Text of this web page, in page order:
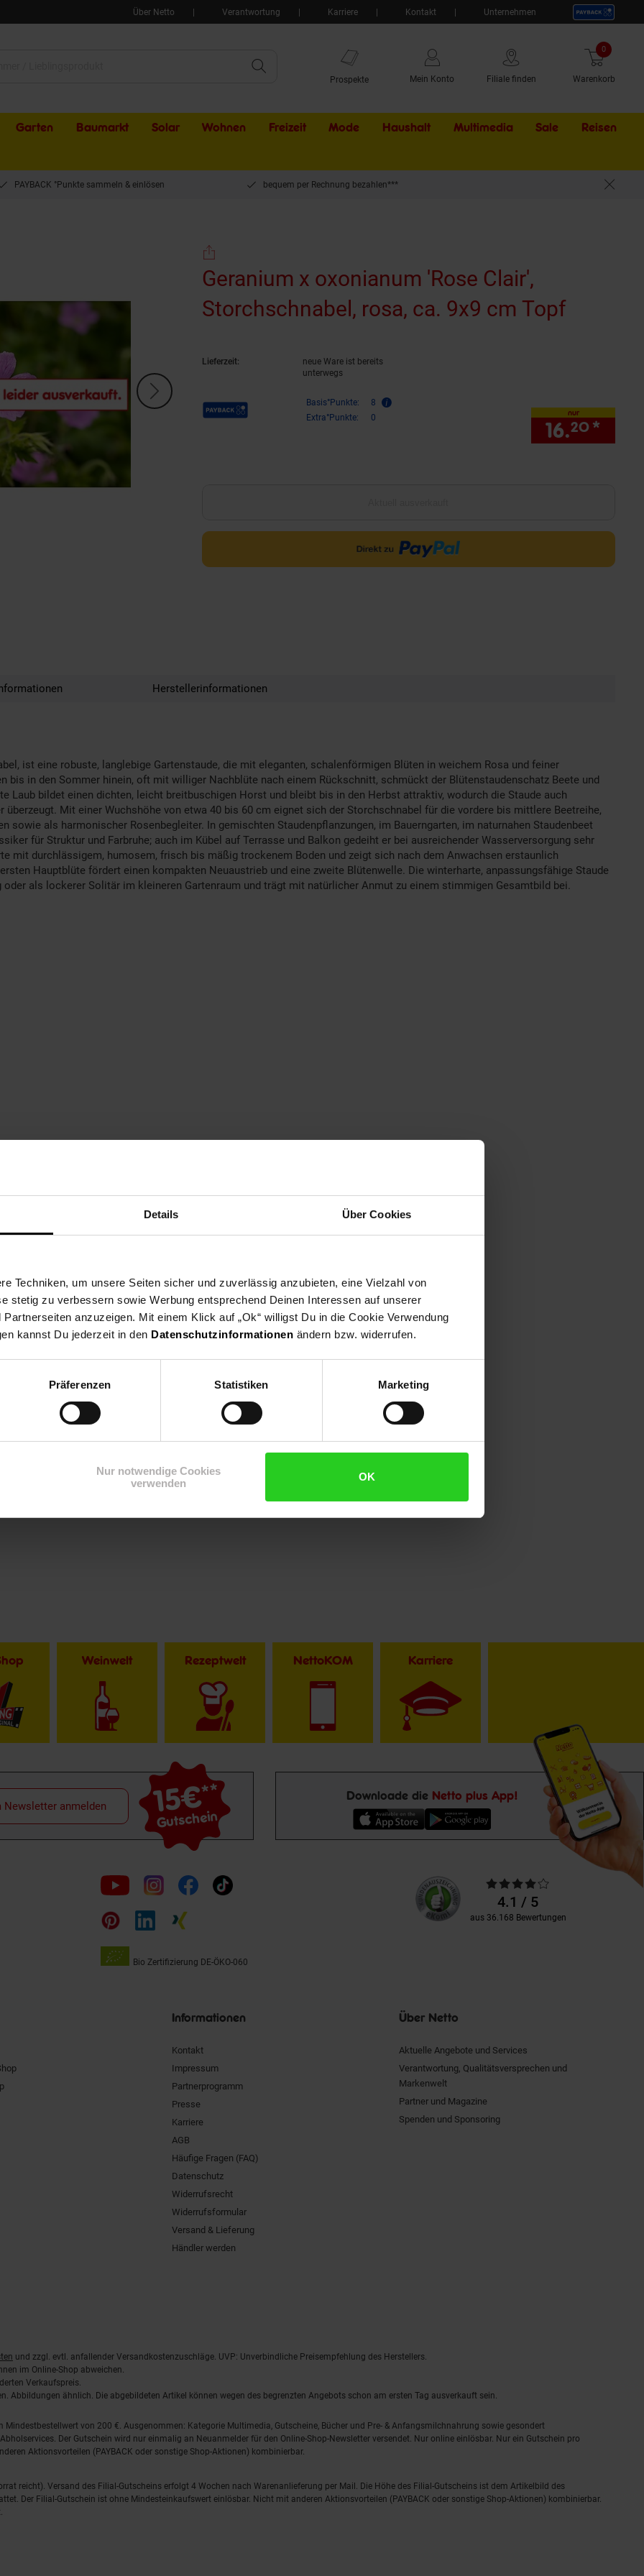
Details Über Cookies
Techniken, um unsere Seiten sicher und zuverlässig anzubieten, eine Vielzahl von
stetig zu verbessern sowie Werbung entsprechend Deinen Interessen auf unserer
anzuzeigen. Mit einem Klick auf „Ok“ willigst Du in die Cookie Verwendung
kannst Du jederzeit in den Datenschutzinformationen ändern bzw. widerrufen.
Präferenzen Statistiken Marketing
Nur notwendige Cookies
verwenden
OK
Über Netto Verantwortung Karriere Kontakt Unternehmen
Prospekte Mein Konto Filiale finden Warenkorb
0 Artikel
Garten Baumarkt Solar Wohnen Freizeit Mode Haushalt Multimedia Sale Externer
Reisen
PAYBACK °Punkte sammeln & einlösen bequem per Rechnung bezahlen***
Geranium x oxonianum 'Rose Clair',
Storchschnabel, rosa, ca. 9x9 cm Topf
Lieferzeit:
neue Ware ist bereits
unterwegs
Payback Punkte Basis°Punkte:
8
Extra°Punkte:
0 nur
16.20 *
Herstellerinformationen
ist eine robuste, langlebige Gartenstaude, die mit eleganten, schalenförmigen Blüten in weichem Rosa und feiner
bis in den Sommer hinein, oft mit williger Nachblüte nach einem Rückschnitt, schmückt der Blütenstaudenschatz Beete und
Laub bildet einen dichten, leicht breitbuschigen Horst und bleibt bis in den Herbst attraktiv, wodurch die Staude auch
Mit einer Wuchshöhe von etwa 40 bis 60 cm eignet sich der Storchschnabel für die vordere bis mittlere Beetreihe,
sowie als harmonischer Rosenbegleiter. In gemischten Staudenpflanzungen, im Bauerngarten, im naturnahen Staudenbeet
für Struktur und Farbruhe; auch im Kübel auf Terrasse und Balkon gedeiht er bei ausreichender Wasserversorgung sehr
mit durchlässigem, humosem, frisch bis mäßig trockenem Boden und zeigt sich nach dem Anwachsen erstaunlich
Hauptblüte fördert einen kompakten Neuaustrieb und eine zweite Blütenwelle. Die winterharte, anpassungsfähige Staude
als lockerer Solitär im kleineren Gartenraum und trägt mit natürlicher Anmut zu einem stimmigen Gesamtbild bei.
Schattengarten,Bodendecker, Bienenweide, Steingarten, Rabatten, Unterpflanzung
Weinwelt Rezeptwelt NettoKOM Karriere
15€**
Gutschein
Newsletter anmelden
Downloade die Netto plus App!
Folge
uns
auf
Bio Zertifizierung DE-ÖKO-060
Unsere
Kundenbewertungen
Durchschnittliche
Bewertungen4.1 / 5
aus 36.168 Bewertungen
Informationen
Kontakt
Impressum
Partnerprogramm
Presse
Karriere
AGB
Häufige Fragen (FAQ)
Datenschutz
Widerrufsrecht
Widerrufsformular
Versand & Lieferung
Händler werden
Über Netto
Aktuelle Angebote und Services
Verantwortung, Qualitätsversprechen und
Markenwelt
Partner und Magazine
Spenden und Sponsoring
und zzgl. evtl. anfallender Versandkostenzuschläge. UVP: Unverbindliche Preisempfehlung des Herstellers.
im Online-Shop abweichen.
Verkaufspreis.
Abbildungen ähnlich. Die abgebildeten Artikel können wegen des begrenzten Angebots schon am ersten Tag ausverkauft sein.
von 200 €. Ausgenommen: Kategorie Multimedia, Gutscheine, Bücher und Pre- & Anfangsmilchnahrung sowie gesondert
Der Gutschein wird nur einmalig an Neuanmelder für den Online-Shop-Newsletter versendet. Nur online einlösbar. Nur ein Gutschein pro
Aktionsvorteilen (PAYBACK oder sonstige Shop-Aktionen) kombinierbar.
reicht). Versand des Filial-Gutscheins erfolgt 4 Wochen nach Warenanlieferung per Mail. Die Höhe des Filial-Gutscheins ist dem Artikelbild des
Der Filial-Gutschein ist ohne Mindesteinkaufswert einlösbar. Nicht mit anderen Aktionsvorteilen (PAYBACK oder sonstige Shop-Aktionen) kombinierbar.